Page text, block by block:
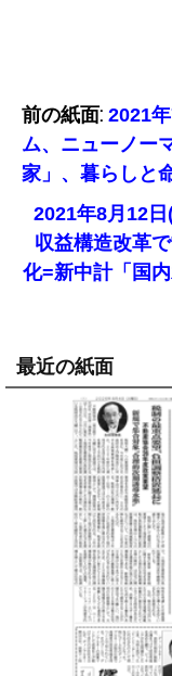
前の紙面: 2021
ム、ニューノー
家」、暮らしと
2021年8月12日
収益構造改革
化=新中計「国
最近の紙面